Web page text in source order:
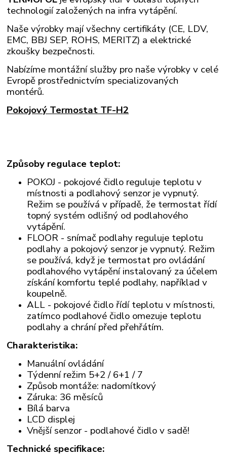
technologií založených na infra vytápění.
Naše výrobky mají všechny certifikáty (CE, LDV,
EMC, BBJ SEP, ROHS, MERITZ) a elektrické
zkoušky bezpečnosti.
Nabízíme montážní služby pro naše výrobky v celé
Evropě prostřednictvím specializovaných
montérů.
Pokojový Termostat TF-H2
Způsoby regulace teplot:
POKOJ - pokojové čidlo reguluje teplotu v
místnosti a podlahový senzor je vypnutý.
Režim se používá v případě, že termostat řídí
topný systém odlišný od podlahového
vytápění.
FLOOR - snímač podlahy reguluje teplotu
podlahy a pokojový senzor je vypnutý. Režim
se používá, když je termostat pro ovládání
podlahového vytápění instalovaný za účelem
získání komfortu teplé podlahy, například v
koupelně.
ALL - pokojové čidlo řídí teplotu v místnosti,
zatímco podlahové čidlo omezuje teplotu
podlahy a chrání před přehřátím.
Charakteristika:
Manuální ovládání
Týdenní režim 5+2 / 6+1 / 7
Způsob montáže: nadomítkový
Záruka: 36 měsíců
Bílá barva
LCD displej
Vnější senzor - podlahové čidlo v sadě!
Technické specifikace: